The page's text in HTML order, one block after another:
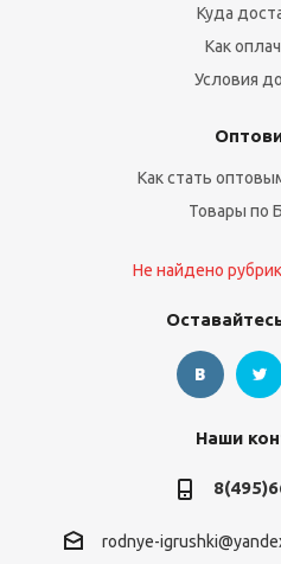
Куда
Как
Условия
Как стать
Товары по
Не найдено
Наши
rodnye-